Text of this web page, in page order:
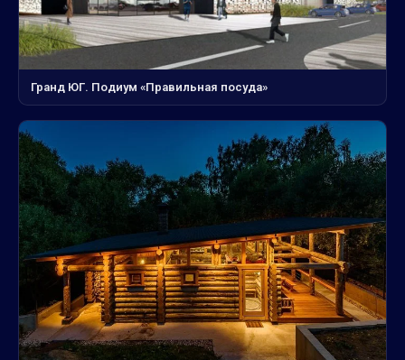
Гранд ЮГ. Подиум «Правильная посуда»